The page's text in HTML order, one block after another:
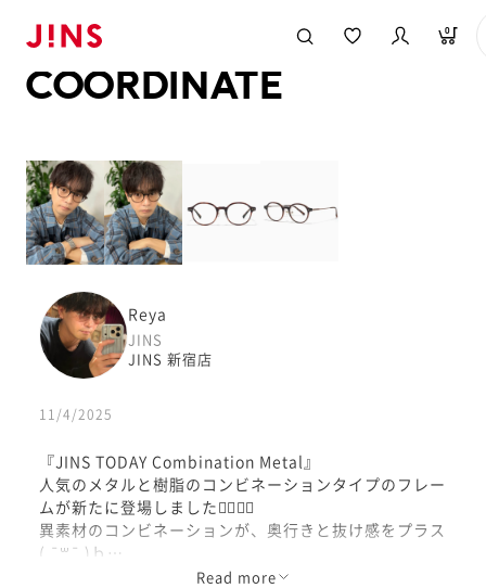
0
COORDINATE
Reya
JINS
JINS 新宿店
11/4/2025
『JINS TODAY Combination Metal』
人気のメタルと樹脂のコンビネーションタイプのフレー
ムが新たに登場しました❤️‍🔥❤️‍🔥
異素材のコンビネーションが、奥行きと抜け感をプラス
( ¯꒳¯ )ｂ
繊細なニュアンスでコーディネートに軽やかな余裕を添
Read more